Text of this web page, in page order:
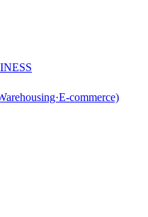
commerce)